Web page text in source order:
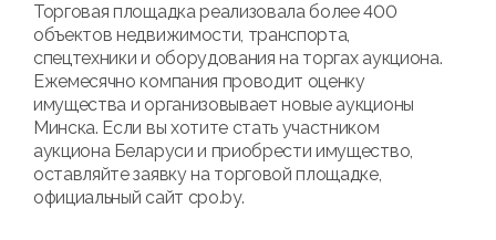
Торговая площадка реализовала более 400
объектов недвижимости, транспорта,
спецтехники и оборудования на торгах аукциона.
Ежемесячно компания проводит оценку
имущества и организовывает новые аукционы
Минска. Если вы хотите стать участником
аукциона Беларуси и приобрести имущество,
оставляйте заявку на торговой площадке,
официальный сайт cpo.by.